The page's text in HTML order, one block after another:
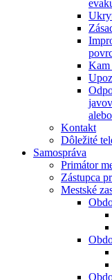
Kam
Kontakt
Dôležité
Samospráva
Primátor
Zástupca
Mestské